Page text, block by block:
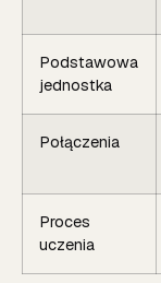
Podstawowa
jednostka
Połączenia
Proces
uczenia